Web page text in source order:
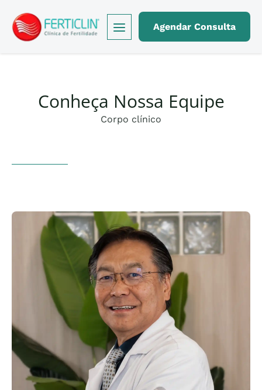
Logo Ferticlin - ir para a página inicial do site
Agendar Consulta
Conheça Nossa Equipe
Corpo clínico